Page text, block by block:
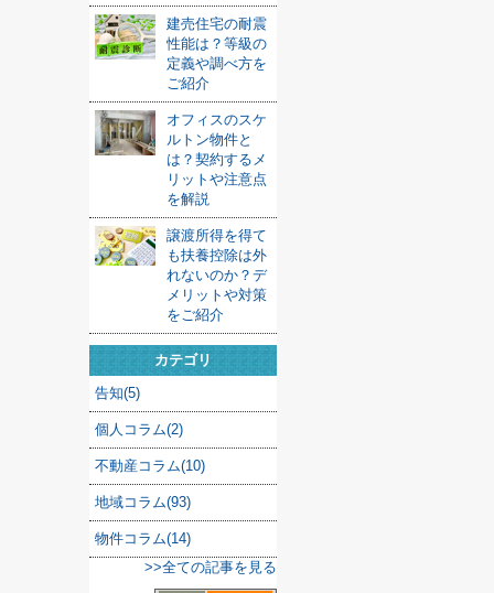
建売住宅の耐震
性能は？等級の
定義や調べ方を
ご紹介
オフィスのスケ
ルトン物件と
は？契約するメ
リットや注意点
を解説
譲渡所得を得て
も扶養控除は外
れないのか？デ
メリットや対策
をご紹介
カテゴリ
告知(5)
個人コラム(2)
不動産コラム(10)
地域コラム(93)
物件コラム(14)
>>全ての記事を見る